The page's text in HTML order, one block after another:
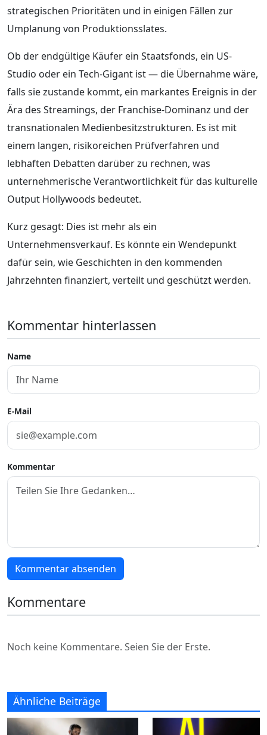
strategischen Prioritäten und in einigen Fällen zur
Umplanung von Produktionsslates.
Ob der endgültige Käufer ein Staatsfonds, ein US-
Studio oder ein Tech-Gigant ist — die Übernahme wäre,
falls sie zustande kommt, ein markantes Ereignis in der
Ära des Streamings, der Franchise-Dominanz und der
transnationalen Medienbesitzstrukturen. Es ist mit
einem langen, risikoreichen Prüfverfahren und
lebhaften Debatten darüber zu rechnen, was
unternehmerische Verantwortlichkeit für das kulturelle
Output Hollywoods bedeutet.
Kurz gesagt: Dies ist mehr als ein
Unternehmensverkauf. Es könnte ein Wendepunkt
dafür sein, wie Geschichten in den kommenden
Jahrzehnten finanziert, verteilt und geschützt werden.
Kommentar hinterlassen
Name
E-Mail
Kommentar
Kommentar absenden
Kommentare
Noch keine Kommentare. Seien Sie der Erste.
Ähnliche Beiträge